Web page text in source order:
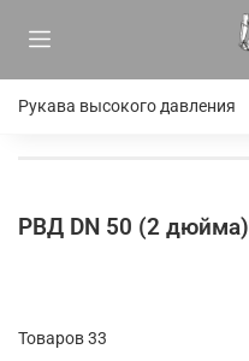
Рукава высокого давления
РВД DN 50 (2 дюйма)
Товаров33